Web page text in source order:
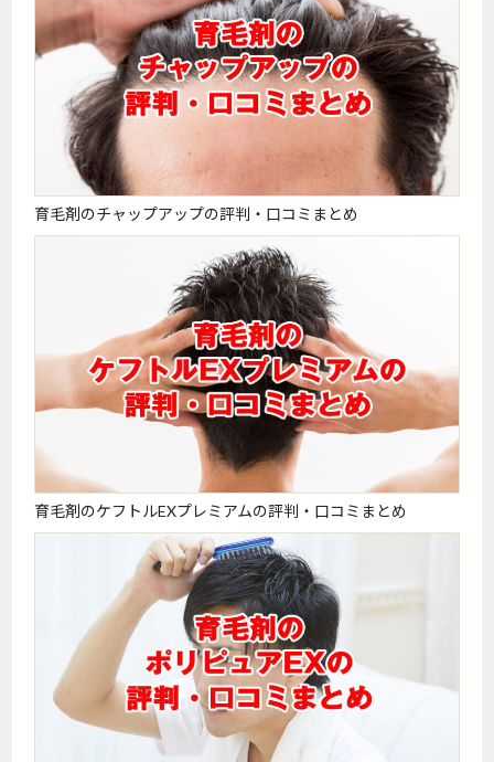
育毛剤のチャップアップの評判・口コミまとめ
育毛剤のケフトルEXプレミアムの評判・口コミまとめ